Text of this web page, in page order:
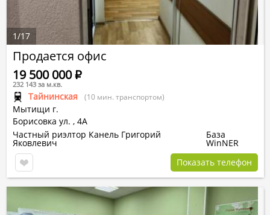
Продается офис
Тайнинская (10 мин. транспортом)
Мытищи г.
Борисовка ул. , 4А
19 500 000Р
232 143 за м.кв.
Частный риэлтор Канель Григорий
Яковлевич
База
WinNER
Показать телефон
1/17